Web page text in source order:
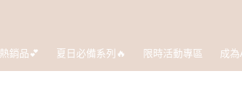
銷品💕 夏日必備系列🔥 限時活動專區 成